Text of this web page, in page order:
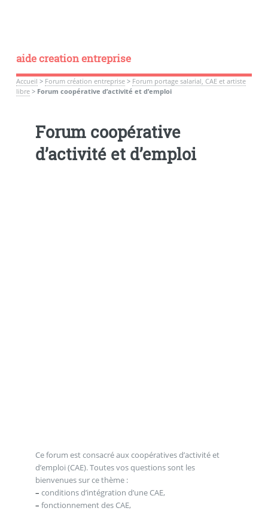
aide creation entreprise
Accueil > Forum création entreprise> Forum portage salarial, CAE et artiste
libre> Forum coopérative d’activité et d’emploi
Forum coopérative
d’activité et d’emploi
Ce forum est consacré aux coopératives d’activité et
d’emploi (CAE). Toutes vos questions sont les
bienvenues sur ce thème :
– conditions d’intégration d’une CAE,
– fonctionnement des CAE,